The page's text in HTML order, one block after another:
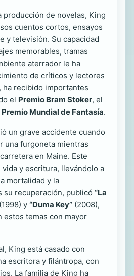
producción de novelas, King
cuentos cortos, ensayos
y televisión. Su capacidad
memorables, tramas
aterrador le ha
de críticos y lectores
ha recibido importantes
el Premio Bram Stoker, el
Premio Mundial de Fantasía.
un grave accidente cuando
una furgoneta mientras
en Maine. Este
y escritura, llevándolo a
mortalidad y la
su recuperación, publicó “La
(1998) y “Duma Key” (2008),
estos temas con mayor
King está casado con
escritora y filántropa, con
La familia de King ha